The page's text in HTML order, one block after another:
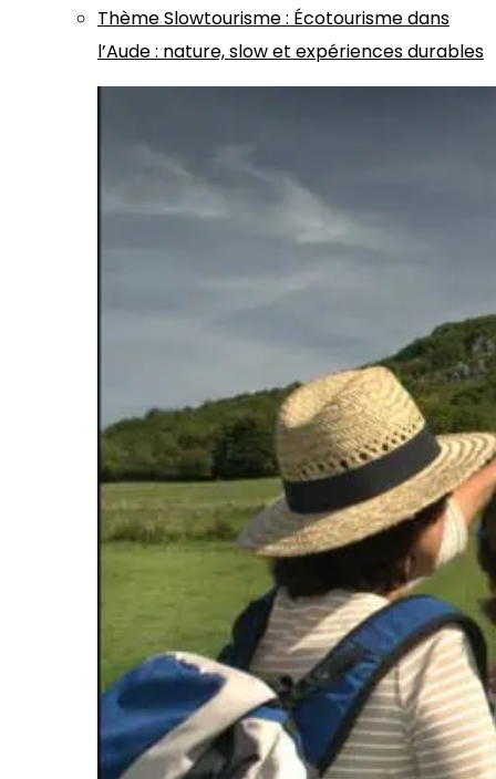
ThèmeSlowtourisme: Écotourisme dans
l’Aude : nature, slow et expériences durables